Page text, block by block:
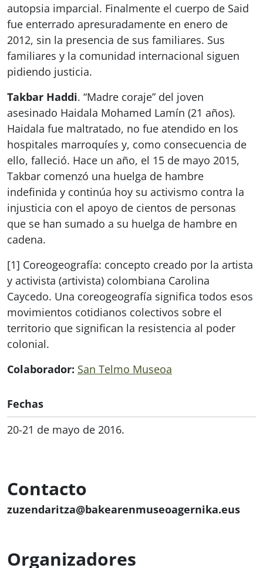
autopsia imparcial. Finalmente el cuerpo de Said
fue enterrado apresuradamente en enero de
2012, sin la presencia de sus familiares. Sus
familiares y la comunidad internacional siguen
pidiendo justicia.
Takbar Haddi. “Madre coraje” del joven
asesinado Haidala Mohamed Lamín (21 años).
Haidala fue maltratado, no fue atendido en los
hospitales marroquíes y, como consecuencia de
ello, falleció. Hace un año, el 15 de mayo 2015,
Takbar comenzó una huelga de hambre
indefinida y continúa hoy su activismo contra la
injusticia con el apoyo de cientos de personas
que se han sumado a su huelga de hambre en
cadena.
[1] Coreogeografía: concepto creado por la artista
y activista (artivista) colombiana Carolina
Caycedo. Una coreogeografía significa todos esos
movimientos cotidianos colectivos sobre el
territorio que significan la resistencia al poder
colonial.
Colaborador: San Telmo Museoa
Fechas
20-21 de mayo de 2016.
Contacto
zuzendaritza@bakearenmuseoagernika.eus
Organizadores